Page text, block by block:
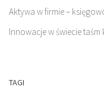
Aktywa w firmie –
Innowacje w świecie
TAGI